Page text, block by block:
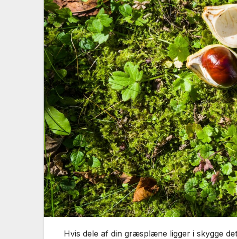
Hvis dele af din græsplæne ligger i skygge